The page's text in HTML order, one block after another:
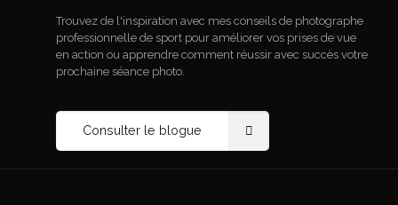
Trouvez de l'inspiration avec mes conseils de photographe
professionnelle de sport pour améliorer vos prises de vue
en action ou apprendre comment réussir avec succès votre
prochaine séance photo.
Consulter le blogue